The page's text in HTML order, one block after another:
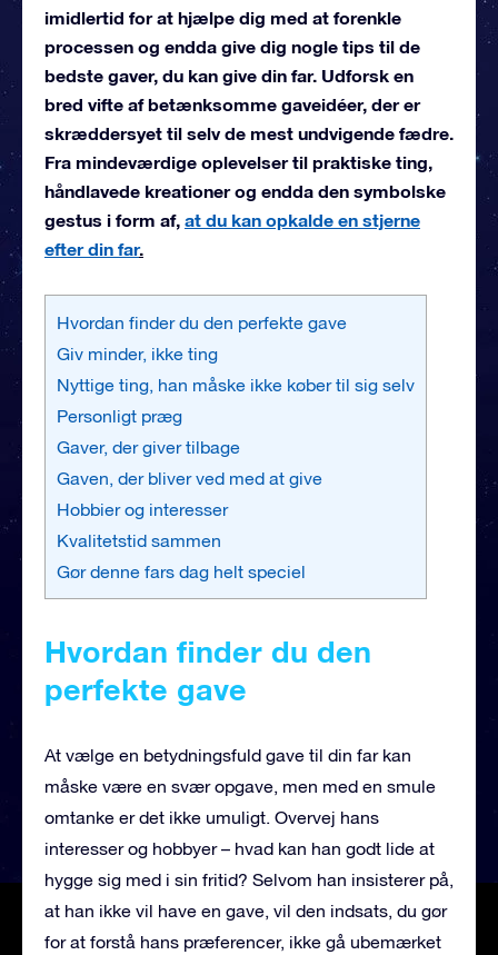
imidlertid for at hjælpe dig med at forenkle
processen og endda give dig nogle tips til de
bedste gaver, du kan give din far. Udforsk en
bred vifte af betænksomme gaveidéer, der er
skræddersyet til selv de mest undvigende fædre.
Fra mindeværdige oplevelser til praktiske ting,
håndlavede kreationer og endda den symbolske
gestus i form af, at du kan opkalde en stjerne
efter din far.
Hvordan finder du den perfekte gave
Giv minder, ikke ting
Nyttige ting, han måske ikke køber til sig selv
Personligt præg
Gaver, der giver tilbage
Gaven, der bliver ved med at give
Hobbier og interesser
Kvalitetstid sammen
Gør denne fars dag helt speciel
Hvordan finder du den
perfekte gave
At vælge en betydningsfuld gave til din far kan
måske være en svær opgave, men med en smule
omtanke er det ikke umuligt. Overvej hans
interesser og hobbyer – hvad kan han godt lide at
hygge sig med i sin fritid? Selvom han insisterer på,
at han ikke vil have en gave, vil den indsats, du gør
for at forstå hans præferencer, ikke gå ubemærket